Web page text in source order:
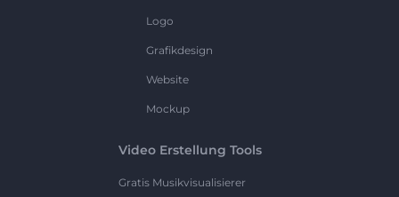
Logo
Grafikdesign
Website
Mockup
Video Erstellung Tools
Gratis Musikvisualisierer